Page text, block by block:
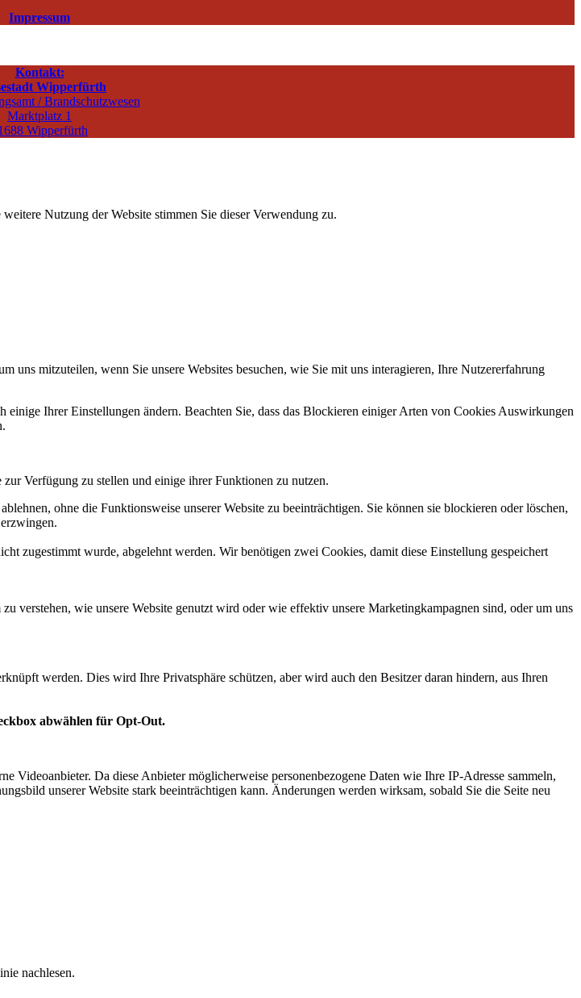
Impressum
Kontakt:
Wipperfürth
/ Brandschutzwesen
Marktplatz 1
Wipperfürth
Nutzung der Website stimmen Sie dieser Verwendung zu.
mitzuteilen, wenn Sie unsere Websites besuchen, wie Sie mit uns interagieren, Ihre Nutzererfahrung
Ihrer Einstellungen ändern. Beachten Sie, dass das Blockieren einiger Arten von Cookies Auswirkungen
Verfügung zu stellen und einige ihrer Funktionen zu nutzen.
ohne die Funktionsweise unserer Website zu beeinträchtigen. Sie können sie blockieren oder löschen,
zugestimmt wurde, abgelehnt werden. Wir benötigen zwei Cookies, damit diese Einstellung gespeichert
verstehen, wie unsere Website genutzt wird oder wie effektiv unsere Marketingkampagnen sind, oder um uns
werden. Dies wird Ihre Privatsphäre schützen, aber wird auch den Besitzer daran hindern, aus Ihren
abwählen für Opt-Out.
Videoanbieter. Da diese Anbieter möglicherweise personenbezogene Daten wie Ihre IP-Adresse sammeln,
unserer Website stark beeinträchtigen kann. Änderungen werden wirksam, sobald Sie die Seite neu
nachlesen.